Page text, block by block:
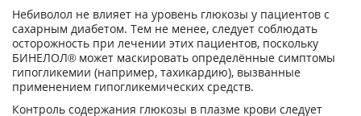
Небиволол не влияет на уровень глюкозы у пациентов с
сахарным диабетом. Тем не менее, следует соблюдать
осторожность при лечении этих пациентов, поскольку
БИНЕЛОЛ® может маскировать определённые симптомы
гипогликемии (например, тахикардию), вызванные
применением гипогликемических средств.
Контроль содержания глюкозы в плазме крови следует